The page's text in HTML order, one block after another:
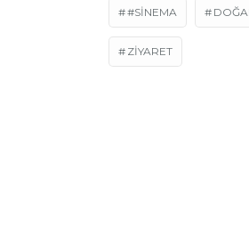
#SINEMA
ZIYARET